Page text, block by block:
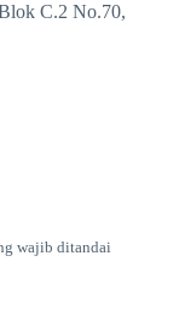
C.2 No.70,
wajib ditandai